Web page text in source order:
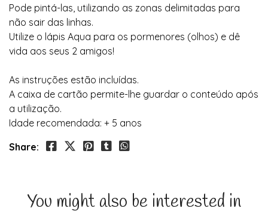
Pode pintá-las, utilizando as zonas delimitadas para
não sair das linhas.
Utilize o lápis Aqua para os pormenores (olhos) e dê
vida aos seus 2 amigos!
As instruções estão incluídas.
A caixa de cartão permite-lhe guardar o conteúdo após
a utilização.
Idade recomendada: + 5 anos
Share:
You might also be interested in